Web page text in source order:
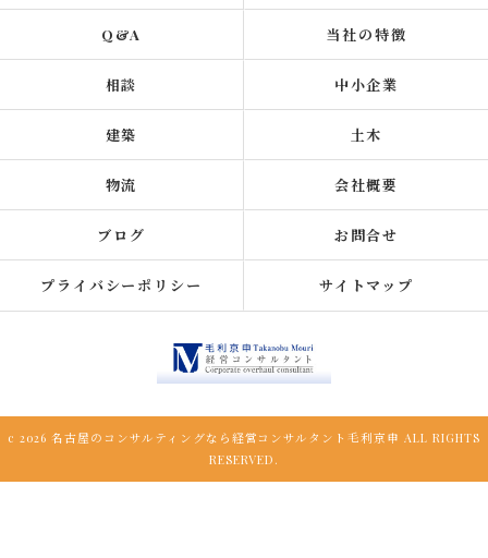
Q&A 当社の特徴
相談 中小企業
建築 土木
物流 会社概要
ブログ お問合せ
プライバシーポリシー サイトマップ
c 2026 名古屋のコンサルティングなら経営コンサルタント毛利京申 ALL RIGHTS
RESERVED.